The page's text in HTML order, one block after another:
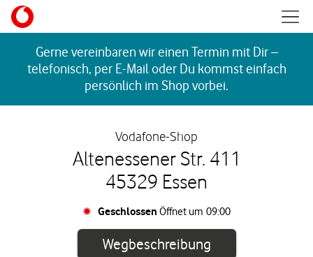
Skip to content
Gerne vereinbaren wir einen Termin mit Dir –
telefonisch, per E-Mail oder Du kommst einfach
persönlich im Shop vorbei.
Vodafone-Shop
Altenessener Str. 411
45329 Essen
Geschlossen Öffnet um 09:00
WegbeschreibungLink öffnet in